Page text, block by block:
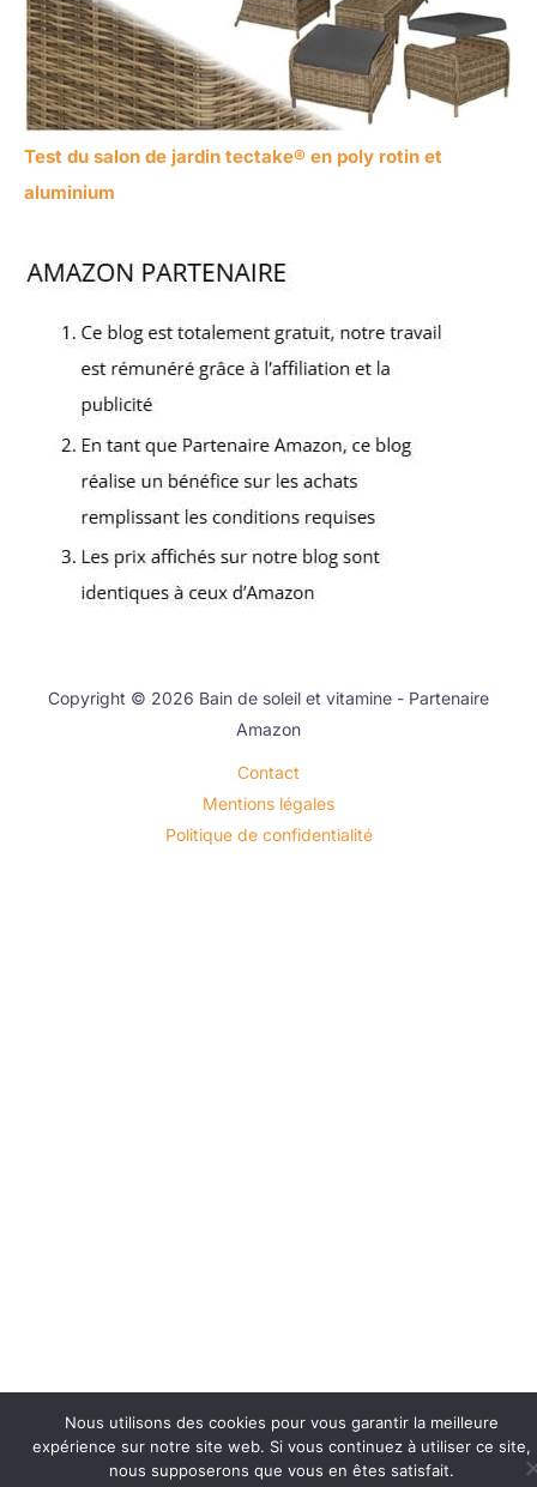
Test du salon de jardin tectake® en poly rotin et
aluminium
Copyright © 2026 Bain de soleil et vitamine - Partenaire
Amazon
Contact
Mentions légales
Politique de confidentialité
Nous utilisons des cookies pour vous garantir la meilleure
expérience sur notre site web. Si vous continuez à utiliser ce site,
nous supposerons que vous en êtes satisfait.